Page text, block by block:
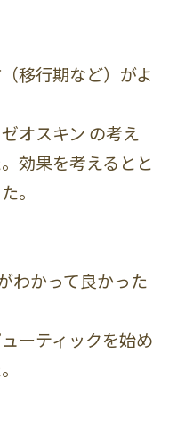
移行期など）がよ
オスキン の考え
効果を考えるとと
。
わかって良かった
ーティックを始め